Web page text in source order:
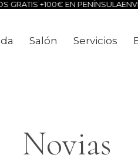
+100€ EN PENÍNSULAENVÍOS
Salón Servicios
Novias